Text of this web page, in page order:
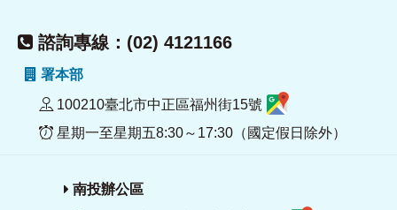
諮詢專線：(02) 4121166
署本部
100210臺北市中正區福州街15號
星期一至星期五8:30～17:30（國定假日除外）
南投辦公區